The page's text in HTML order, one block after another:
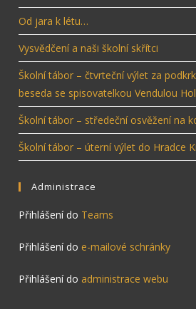
Od jara k létu…
Vysvědčení a naši školní skřítci
Školní tábor – čtvrteční výlet za
beseda se spisovatelkou Vendulou
Školní tábor – středeční osvěžení na
Školní tábor – úterní výlet do Hradce
Administrace
Přihlášení do Teams
Přihlášení do e-mailové schránky
Přihlášení do administrace webu